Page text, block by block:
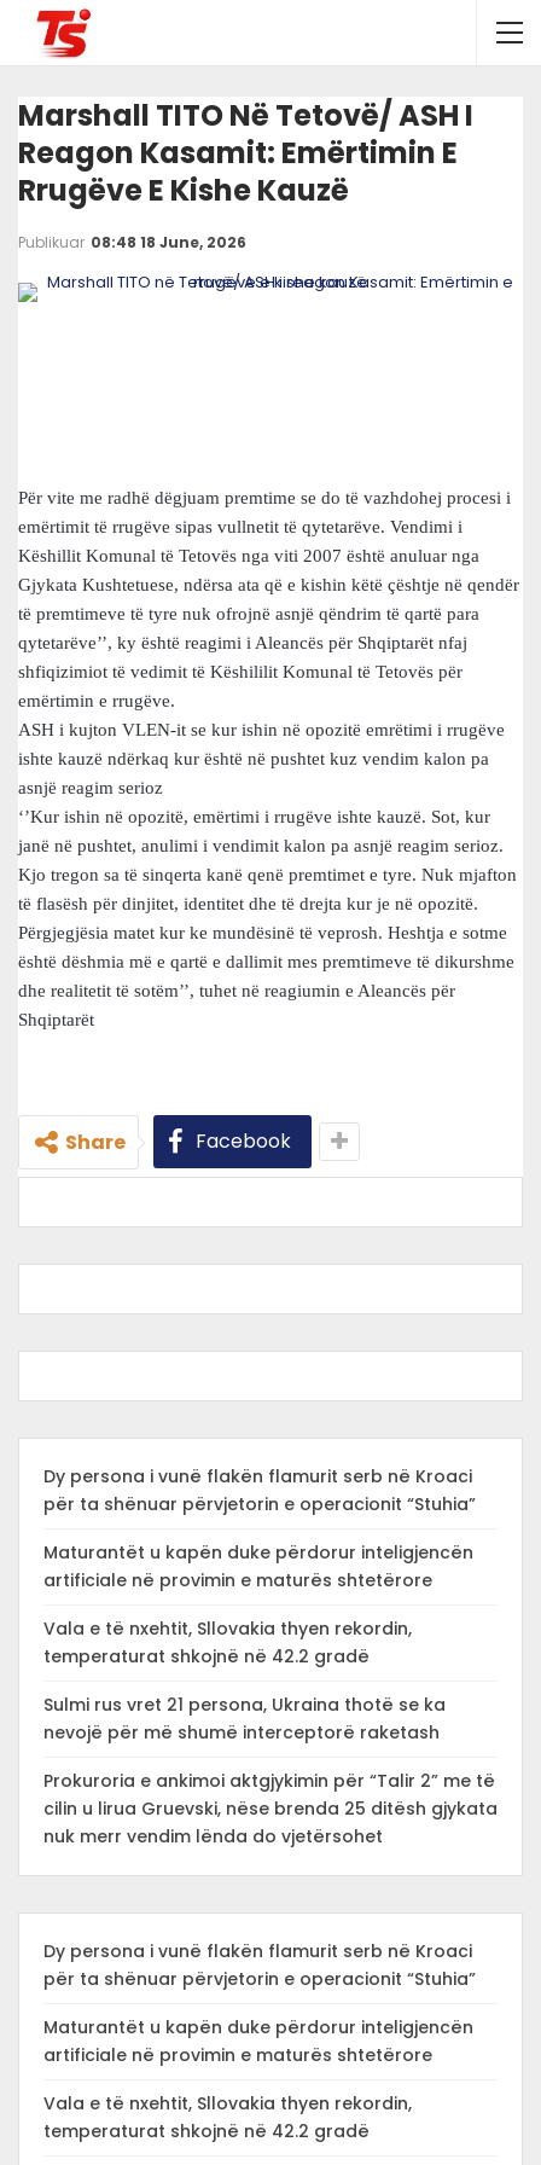
Marshall TITO Në Tetovë/ ASH I
Reagon Kasamit: Emërtimin E
Rrugëve E Kishe Kauzë
Publikuar 08:48 18 June, 2026
Për vite me radhë dëgjuam premtime se do të vazhdohej procesi i
emërtimit të rrugëve sipas vullnetit të qytetarëve. Vendimi i
Këshillit Komunal të Tetovës nga viti 2007 është anuluar nga
Gjykata Kushtetuese, ndërsa ata që e kishin këtë çështje në qendër
të premtimeve të tyre nuk ofrojnë asnjë qëndrim të qartë para
qytetarëve’’, ky është reagimi i Aleancës për Shqiptarët nfaj
shfiqizimiot të vedimit të Këshililit Komunal të Tetovës për
emërtimin e rrugëve.
ASH i kujton VLEN-it se kur ishin në opozitë emrëtimi i rrugëve
ishte kauzë ndërkaq kur është në pushtet kuz vendim kalon pa
asnjë reagim serioz
‘’Kur ishin në opozitë, emërtimi i rrugëve ishte kauzë. Sot, kur
janë në pushtet, anulimi i vendimit kalon pa asnjë reagim serioz.
Kjo tregon sa të sinqerta kanë qenë premtimet e tyre. Nuk mjafton
të flasësh për dinjitet, identitet dhe të drejta kur je në opozitë.
Përgjegjësia matet kur ke mundësinë të veprosh. Heshtja e sotme
është dëshmia më e qartë e dallimit mes premtimeve të dikurshme
dhe realitetit të sotëm’’, tuhet në reagiumin e Aleancës për
Shqiptarët
Share Facebook
Dy persona i vunë flakën flamurit serb në Kroaci
për ta shënuar përvjetorin e operacionit “Stuhia”
Maturantët u kapën duke përdorur inteligjencën
artificiale në provimin e maturës shtetërore
Vala e të nxehtit, Sllovakia thyen rekordin,
temperaturat shkojnë në 42.2 gradë
Sulmi rus vret 21 persona, Ukraina thotë se ka
nevojë për më shumë interceptorë raketash
Prokuroria e ankimoi aktgjykimin për “Talir 2” me të
cilin u lirua Gruevski, nëse brenda 25 ditësh gjykata
nuk merr vendim lënda do vjetërsohet
Dy persona i vunë flakën flamurit serb në Kroaci
për ta shënuar përvjetorin e operacionit “Stuhia”
Maturantët u kapën duke përdorur inteligjencën
artificiale në provimin e maturës shtetërore
Vala e të nxehtit, Sllovakia thyen rekordin,
temperaturat shkojnë në 42.2 gradë